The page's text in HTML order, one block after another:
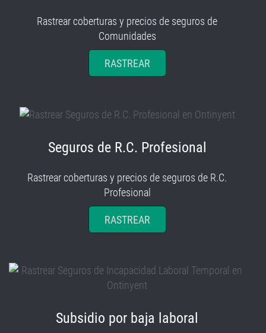
Rastrear coberturas y precios de seguros de
Comunidades
RASTREAR
Seguros de R.C. Profesional
Rastrear coberturas y precios de seguros de R.C.
Profesional
RASTREAR
Subsidio por baja laboral